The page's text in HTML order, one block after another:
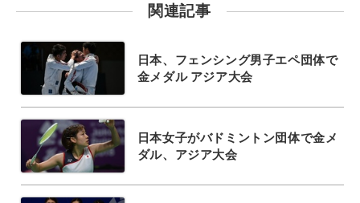
関連記事
日本、フェンシング男子エペ団体で
金メダル アジア大会
日本女子がバドミントン団体で金メ
ダル、アジア大会